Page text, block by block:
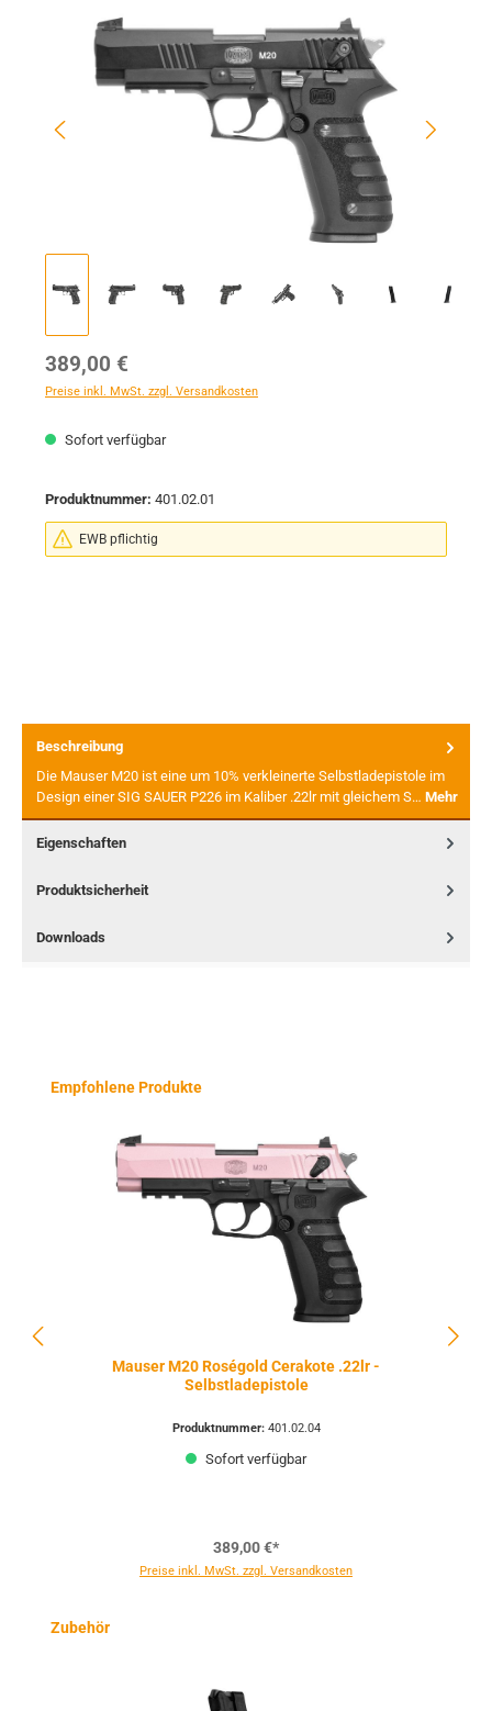
Bildergalerie überspringen
Regulärer Preis:
389,00 €
Preise inkl. MwSt. zzgl. Versandkosten
Sofort verfügbar
Produktnummer: 401.02.01
EWB pflichtig
Beschreibung
Die Mauser M20 ist eine um 10% verkleinerte Selbstladepistole im
Design einer SIG SAUER P226 im Kaliber .22lr mit gleichem S… Mehr
Eigenschaften
Produktsicherheit
Downloads
Produktgalerie überspringen
Empfohlene Produkte
Mauser M20 Roségold Cerakote .22lr -
Selbstladepistole
Produktnummer: 401.02.04
Sofort verfügbar
389,00 €*
Preise inkl. MwSt. zzgl. Versandkosten
Produktgalerie überspringen
Zubehör